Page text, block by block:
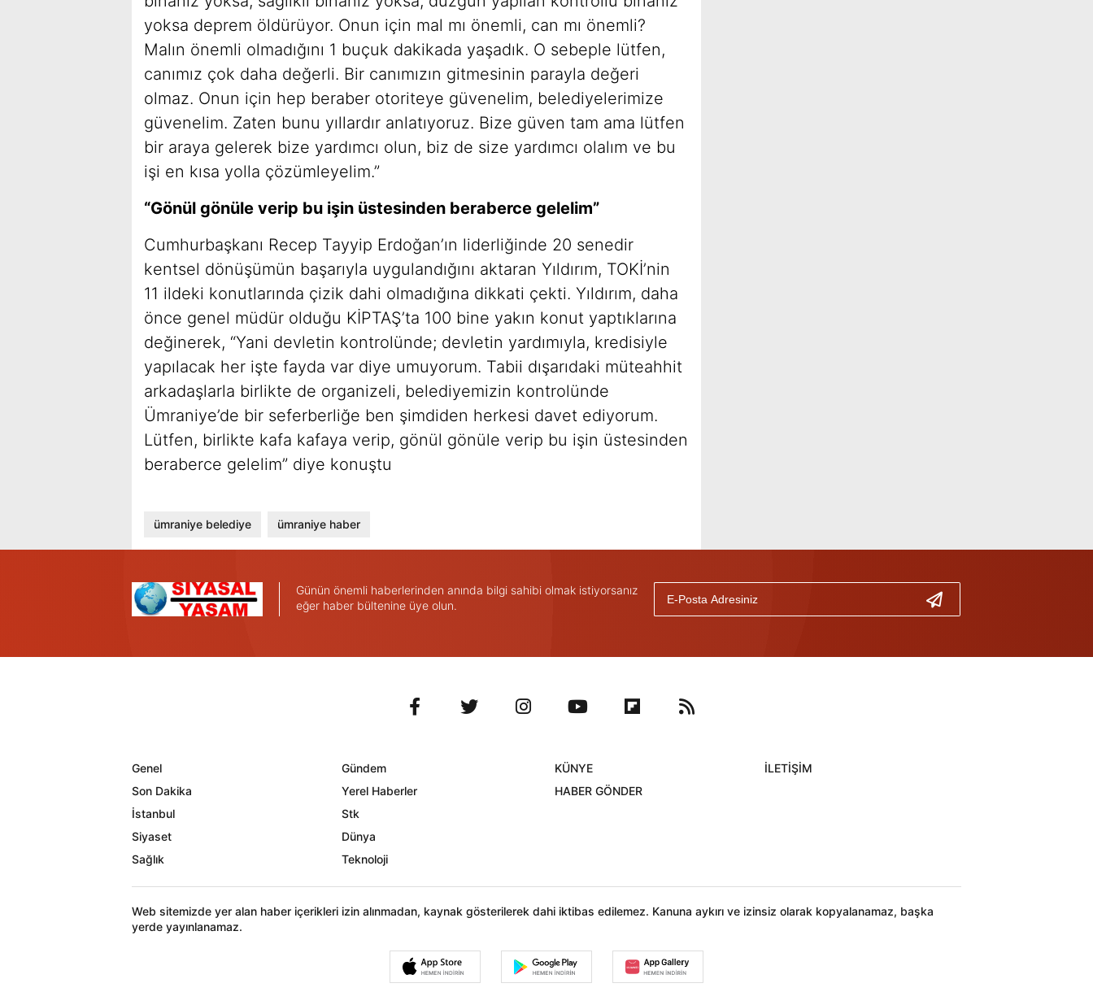
yoksa deprem öldürüyor. Onun için mal mı önemli, can mı önemli?
Malın önemli olmadığını 1 buçuk dakikada yaşadık. O sebeple lütfen,
canımız çok daha değerli. Bir canımızın gitmesinin parayla değeri
olmaz. Onun için hep beraber otoriteye güvenelim, belediyelerimize
güvenelim. Zaten bunu yıllardır anlatıyoruz. Bize güven tam ama lütfen
bir araya gelerek bize yardımcı olun, biz de size yardımcı olalım ve bu
işi en kısa yolla çözümleyelim.”
“Gönül gönüle verip bu işin üstesinden beraberce gelelim”
Cumhurbaşkanı Recep Tayyip Erdoğan’ın liderliğinde 20 senedir
kentsel dönüşümün başarıyla uygulandığını aktaran Yıldırım, TOKİ’nin
11 ildeki konutlarında çizik dahi olmadığına dikkati çekti. Yıldırım, daha
önce genel müdür olduğu KİPTAŞ’ta 100 bine yakın konut yaptıklarına
değinerek, “Yani devletin kontrolünde; devletin yardımıyla, kredisiyle
yapılacak her işte fayda var diye umuyorum. Tabii dışarıdaki müteahhit
arkadaşlarla birlikte de organizeli, belediyemizin kontrolünde
Ümraniye’de bir seferberliğe ben şimdiden herkesi davet ediyorum.
Lütfen, birlikte kafa kafaya verip, gönül gönüle verip bu işin üstesinden
beraberce gelelim” diye konuştu
ümraniye belediye ümraniye haber
Günün önemli haberlerinden anında bilgi sahibi olmak istiyorsanız
eğer haber bültenine üye olun.
Genel
Gündem
Son Dakika
Yerel Haberler
İstanbul
Stk
Siyaset
Dünya
Sağlık
Teknoloji
KÜNYE
İLETİŞİM
HABER GÖNDER
Web sitemizde yer alan haber içerikleri izin alınmadan, kaynak gösterilerek dahi iktibas edilemez. Kanuna aykırı ve izinsiz olarak kopyalanamaz, başka
yerde yayınlanamaz.